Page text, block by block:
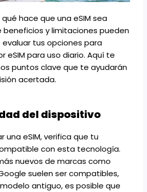
hace que una eSIM sea
beneficios y limitaciones pueden
tus opciones para
eSIM para uso diario. Aquí te
puntos clave que te ayudarán
acertada.
del dispositivo
una eSIM, verifica que tu
con esta tecnología.
nuevos de marcas como
suelen ser compatibles,
antiguo, es posible que